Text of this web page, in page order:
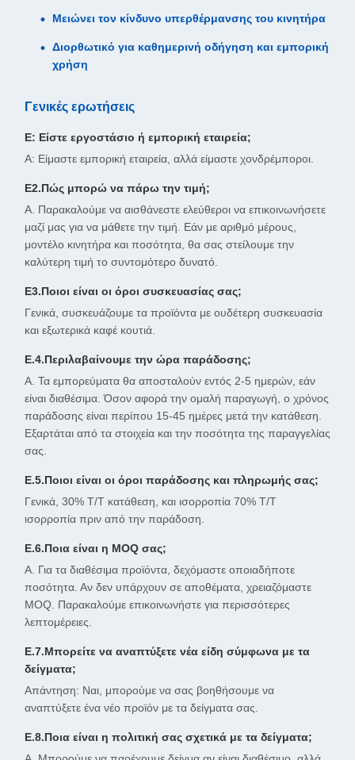
Μειώνει τον κίνδυνο υπερθέρμανσης του κινητήρα
Διορθωτικό για καθημερινή οδήγηση και εμπορική
χρήση
Γενικές ερωτήσεις
Ε: Είστε εργοστάσιο ή εμπορική εταιρεία;
Α: Είμαστε εμπορική εταιρεία, αλλά είμαστε χονδρέμποροι.
Ε2.Πώς μπορώ να πάρω την τιμή;
Α. Παρακαλούμε να αισθάνεστε ελεύθεροι να επικοινωνήσετε
μαζί μας για να μάθετε την τιμή. Εάν με αριθμό μέρους,
μοντέλο κινητήρα και ποσότητα, θα σας στείλουμε την
καλύτερη τιμή το συντομότερο δυνατό.
Ε3.Ποιοι είναι οι όροι συσκευασίας σας;
Γενικά, συσκευάζουμε τα προϊόντα με ουδέτερη συσκευασία
και εξωτερικά καφέ κουτιά.
Ε.4.Περιλαβαίνουμε την ώρα παράδοσης;
Α. Τα εμπορεύματα θα αποσταλούν εντός 2-5 ημερών, εάν
είναι διαθέσιμα. Όσον αφορά την ομαλή παραγωγή, ο χρόνος
παράδοσης είναι περίπου 15-45 ημέρες μετά την κατάθεση.
Εξαρτάται από τα στοιχεία και την ποσότητα της παραγγελίας
σας.
Ε.5.Ποιοι είναι οι όροι παράδοσης και πληρωμής σας;
Γενικά, 30% T/T κατάθεση, και ισορροπία 70% T/T
ισορροπία πριν από την παράδοση.
Ε.6.Ποια είναι η MOQ σας;
Α. Για τα διαθέσιμα προϊόντα, δεχόμαστε οποιαδήποτε
ποσότητα. Αν δεν υπάρχουν σε αποθέματα, χρειαζόμαστε
MOQ. Παρακαλούμε επικοινωνήστε για περισσότερες
λεπτομέρειες.
Ε.7.Μπορείτε να αναπτύξετε νέα είδη σύμφωνα με τα
δείγματα;
Απάντηση: Ναι, μπορούμε να σας βοηθήσουμε να
αναπτύξετε ένα νέο προϊόν με τα δείγματα σας.
Ε.8.Ποια είναι η πολιτική σας σχετικά με τα δείγματα;